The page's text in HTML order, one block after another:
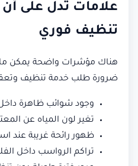
علامات تدل على أن
تنظيف فوري
هناك مؤشرات واضحة يمكن
ضرورة طلب خدمة تنظيف
وجود شوائب ظاهرة داخل
تغير لون المياه عن
ظهور رائحة غريبة عند
تراكم الرواسب داخل